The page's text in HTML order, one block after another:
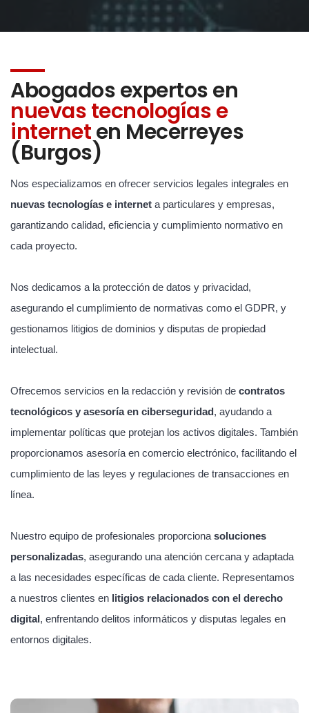
Abogados expertos en
nuevas tecnologías e
interneten Mecerreyes
(Burgos)
Nos especializamos en ofrecer servicios legales integrales en
nuevas tecnologías e internet a particulares y empresas,
garantizando calidad, eficiencia y cumplimiento normativo en
cada proyecto.
Nos dedicamos a la protección de datos y privacidad,
asegurando el cumplimiento de normativas como el GDPR, y
gestionamos litigios de dominios y disputas de propiedad
intelectual.
Ofrecemos servicios en la redacción y revisión de contratos
tecnológicos y asesoría en ciberseguridad, ayudando a
implementar políticas que protejan los activos digitales. También
proporcionamos asesoría en comercio electrónico, facilitando el
cumplimiento de las leyes y regulaciones de transacciones en
línea.
Nuestro equipo de profesionales proporciona soluciones
personalizadas, asegurando una atención cercana y adaptada
a las necesidades específicas de cada cliente. Representamos
a nuestros clientes en litigios relacionados con el derecho
digital, enfrentando delitos informáticos y disputas legales en
entornos digitales.